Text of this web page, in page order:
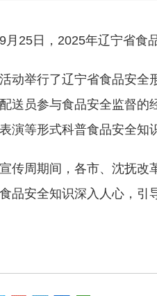
9月25日，2025年辽宁省食
活动举行了辽宁省食品安全
送员参与食品安全监督的
演等形式科普食品安全知
宣传周期间，各市、沈抚改
品安全知识深入人心，引